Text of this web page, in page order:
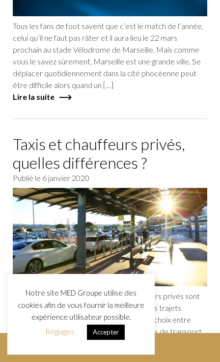
Tous les fans de foot savent que c’est le match de l’année,
celui qu’il ne faut pas râter et il aura lieu le 22 mars
prochain au stade Vélodrome de Marseille. Mais comme
vous le savez sûrement, Marseille est une grande ville. Se
déplacer quotidiennement dans la cité phocéenne peut
être difficile alors quand un […]
Lire la suite
Taxis et chauffeurs privés,
quelles différences ?
Publié le 6 janvier 2020
Les différences entre Taxi et VTC Chauffeurs privés sont
multiples. De nos jours, que ce soit pour des trajets
quotidiens ou plus ponctuels nous avons le choix entre
plusieurs moyens de transport. Ces moyens de transport
sont vraiment utiles mais chacun d’entre eux présente des
caractéristiques diverses qui les rendent complètement
Notre site MED Groupe utilise des
cookies afin de vous fournir la meilleure
expérience utilisateur possible.
Réglages
Accepter